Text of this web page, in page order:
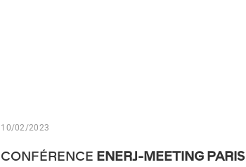
10/02/2023
CONFÉRENCE ENERJ-MEETING PARIS